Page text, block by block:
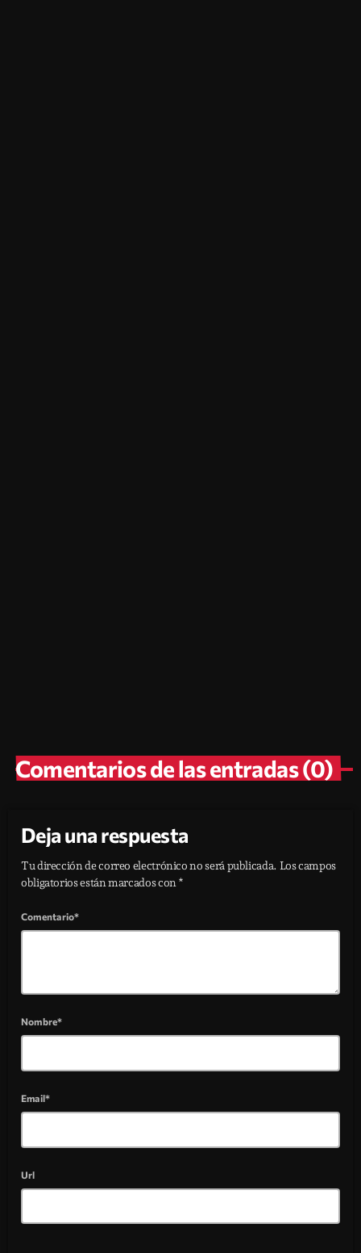
Comentarios de las entradas (0)
Deja una respuesta
Tu dirección de correo electrónico no será publicada. Los campos
obligatorios están marcados con *
Comentario*
Nombre*
Email*
Url